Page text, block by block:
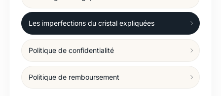
Les imperfections du cristal expliquées
Politique de confidentialité
Politique de remboursement